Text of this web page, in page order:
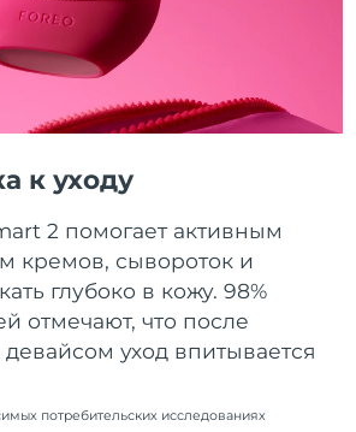
к уходу
2 помогает активным
кремов, сывороток и
глубоко в кожу. 98%
отмечают, что после
уход впитывается
потребительских исследованиях
Ожидаемая дата доставки
Ожидаемая дата доставки
8.08.2026
Ожидаемая дата доставки
Ожидаемая дата доставки
9.08.2026
Ожидаемая дата доставки
8.08.2026